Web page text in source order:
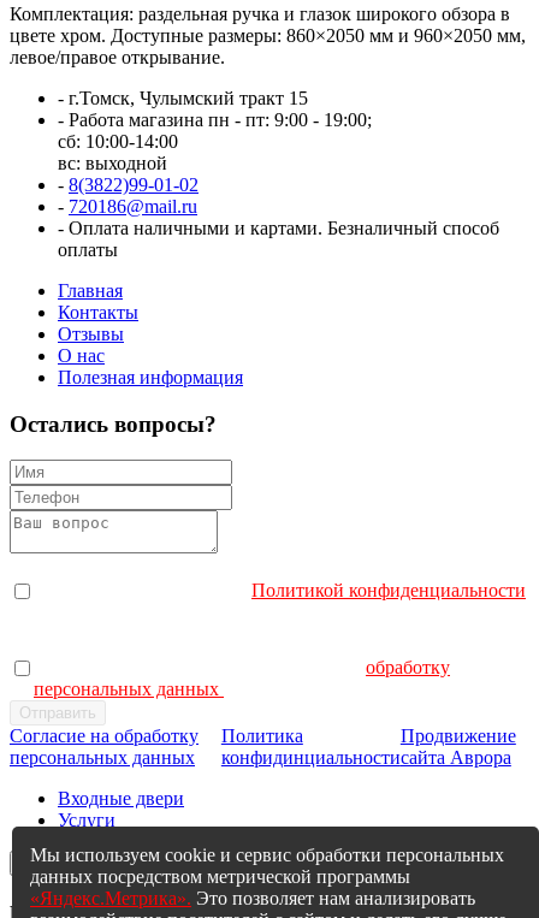
Комплектация: раздельная ручка и глазок широкого обзора в
цвете хром. Доступные размеры: 860×2050 мм и 960×2050 мм,
левое/правое открывание.
- г.Томск, Чулымский тракт 15
- Работа магазина пн - пт: 9:00 - 19:00;
сб: 10:00-14:00
вс: выходной
- 8(3822)99-01-02
- 720186@mail.ru
- Оплата наличными и картами. Безналичный способ
оплаты
Главная
Контакты
Отзывы
О нас
Полезная информация
Остались вопросы?
Политикой конфиденциальности
обработку
персональных данных
Согласие на обработку
персональных данных
Политика
конфидинциальности
Продвижение
сайта Аврора
Мы используем cookie и сервис обработки персональных
данных посредством метрической программы
«Яндекс.Метрика». Это позволяет нам анализировать
Входные двери
Услуги
Мы Вам перезвоним